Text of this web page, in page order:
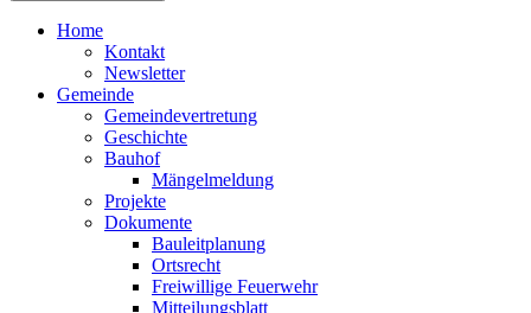
Home
Kontakt
Newsletter
Gemeinde
Gemeindevertretung
Geschichte
Bauhof
Mängelmeldung
Projekte
Dokumente
Bauleitplanung
Ortsrecht
Freiwillige Feuerwehr
Mitteilungsblatt